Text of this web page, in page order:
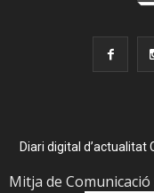
Diari digital d’actualitat
Mitja de